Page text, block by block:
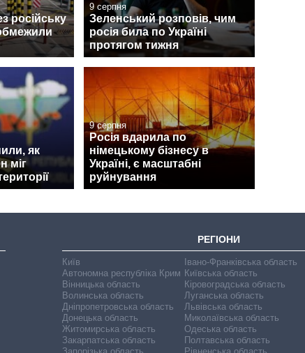
російську
9 серпня
Зеленський розповів, чим
росія била по Україні
протягом тижня
як
міг
9 серпня
Росія вдарила по
німецькому бізнесу в
Україні, є масштабні
руйнування
РЕГІОНИ
Київ
Автономна республіка Крим
Вінницька область
Волинська область
Дніпропетровська область
Донецька область
Житомирська область
Закарпатська область
Івано-Франківська область
Київська область
Кіровоградська область
Луганська область
Львівська область
Миколаївська область
Одеська область
Полтавська область